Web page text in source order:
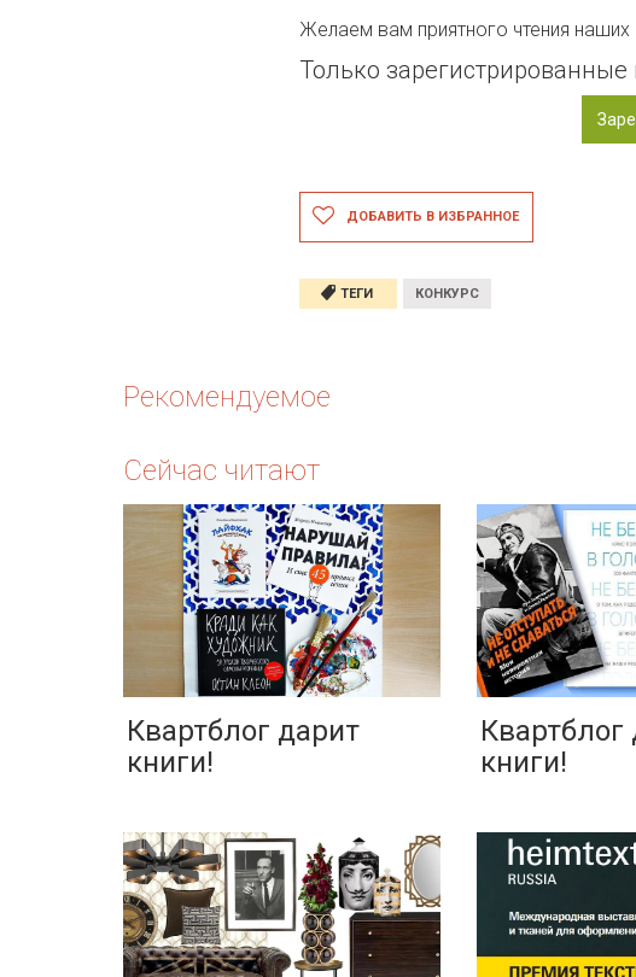
Желаем вам приятного чтения
Только зарегистрированные
ДОБАВИТЬ В ИЗБРАННОЕ
ТЕГИ КОНКУРС
Рекомендуемое
Сейчас читают
Квартблог дарит
книги!
Квартблог
книги!